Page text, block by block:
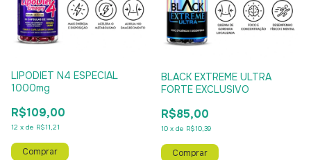
LIPODIET N4 ESPECIAL
1000mg
R$109,00
12 x de R$11,21
BLACK EXTREME ULTRA
FORTE EXCLUSIVO
R$85,00
10 x de R$10,39